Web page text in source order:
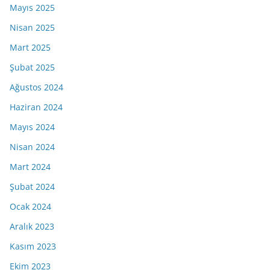
Mayıs 2025
Nisan 2025
Mart 2025
Şubat 2025
Ağustos 2024
Haziran 2024
Mayıs 2024
Nisan 2024
Mart 2024
Şubat 2024
Ocak 2024
Aralık 2023
Kasım 2023
Ekim 2023